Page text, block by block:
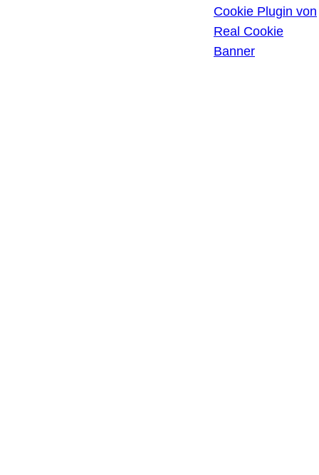
Cookie Plugin von
Real Cookie
Banner